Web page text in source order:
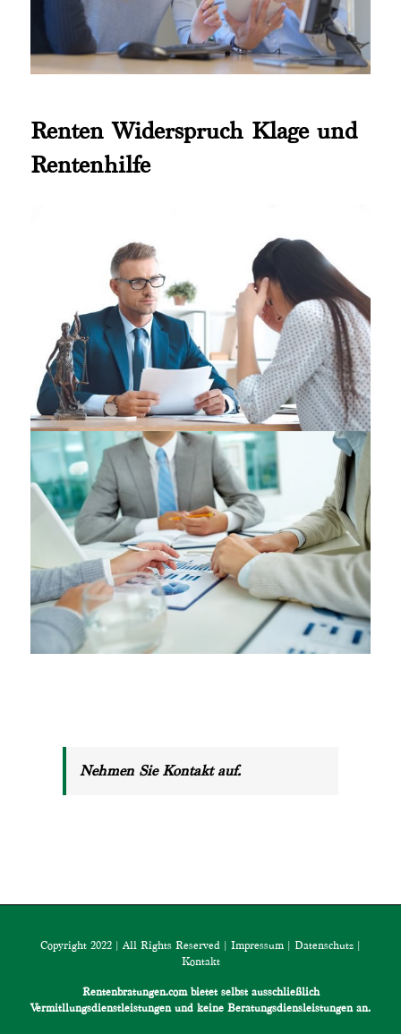
Renten Widerspruch Klage und
Rentenhilfe
Nehmen Sie Kontakt auf.
Copyright 2022 | All Rights Reserved | Impressum | Datenschutz |
Kontakt
Rentenbratungen.com bietet selbst ausschließlich
Vermitllungsdienstleistungen und keine Beratungsdiensleistungen an.